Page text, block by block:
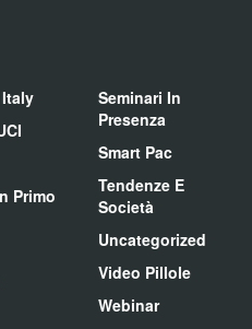
Primo
Seminari In
Presenza
Smart Pac
Tendenze E
Società
Uncategorized
Video Pillole
Webinar